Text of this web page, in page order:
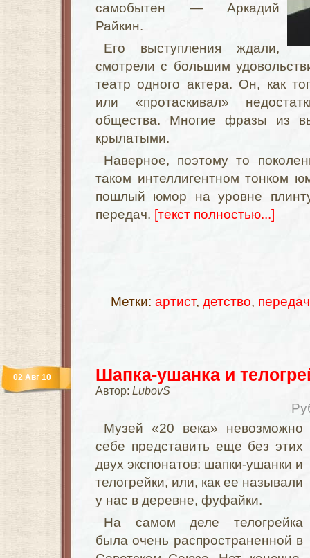
самобытен — Аркадий
Райкин.
Его выступления ждали,
смотрели с большим
театр одного актера. Он, как
или «протаскивал»
общества. Многие фразы из
крылатыми.
Наверное, поэтому то
таком интеллигентном тонком
пошлый юмор на уровне
передач. [текст полностью...]
Метки: артист, детство,
Шапка-ушанка и
Автор: LubovS
02 Авг 10
Музей «20 века» невозможно
себе представить еще без этих
двух экспонатов: шапки-ушанки и
телогрейки, или, как ее называли
у нас в деревне, фуфайки.
На самом деле телогрейка
была очень распространенной в